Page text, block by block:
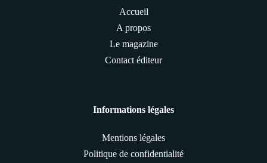
Accueil
A propos
Le magazine
Contact éditeur
Informations légales
Mentions légales
Politique de confidentialité